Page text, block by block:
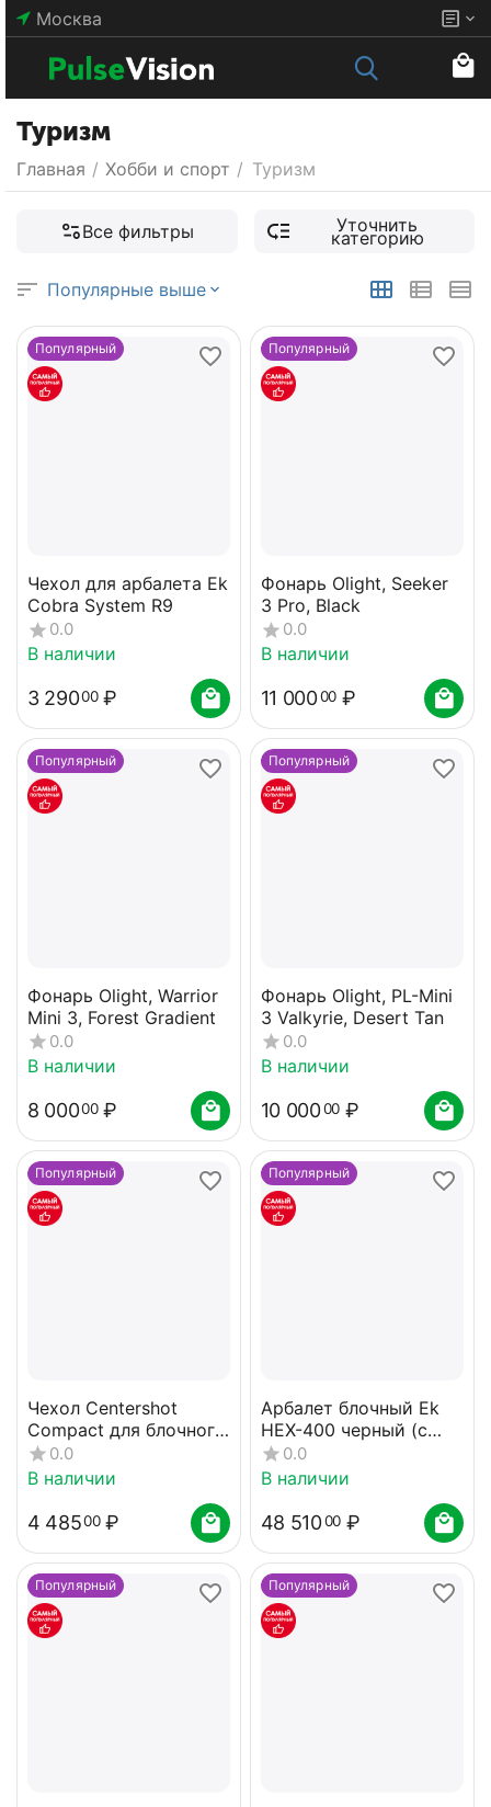
Москва
Туризм
Главная / Хобби и спорт / Туризм
Все фильтры Уточнить
категорию
Популярные выше
Популярный
Чехол для арбалета Ek
Cobra System R9
0.0
В наличии
3 29000 ₽
Популярный
Фонарь Olight, Seeker
3 Pro, Black
0.0
В наличии
11 00000 ₽
Популярный
Фонарь Olight, Warrior
Mini 3, Forest Gradient
0.0
В наличии
8 00000 ₽
Популярный
Фонарь Olight, PL-Mini
3 Valkyrie, Desert Tan
0.0
В наличии
10 00000 ₽
Популярный
Чехол Centershot
Compact для блочного
арбалета в сборе
(олива)
0.0
В наличии
4 48500 ₽
Популярный
Арбалет блочный Ek
HEX-400 черный (c
комплектацией)
0.0
В наличии
48 51000 ₽
Популярный Популярный